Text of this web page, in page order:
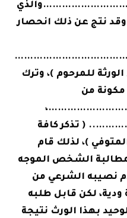
نتج عن ذلك انحصار
للمرحوم )، وترك
من
( تذكر كافة
)، لذلك قام
الشخص الموجه
نصيبه الشرعي من
ودية، لكن قابل طلبه
بهذا الورث نتيجة